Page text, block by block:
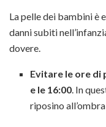
La pelle dei bambini è
danni subiti
dovere.
Evitare le ore di
e le 16:00. In
riposino